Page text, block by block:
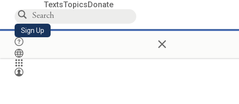
TextsTopicsDonate
Sign Up ×